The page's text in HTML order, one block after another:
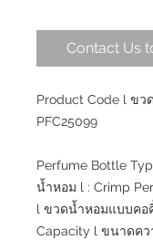
Contact Us
Product Code l ข
PFC25099
Perfume Bottle
น้ำหอม l : Crimp
l ขวดน้ำหอมแบบคอ
Capacity l ขนาดคว